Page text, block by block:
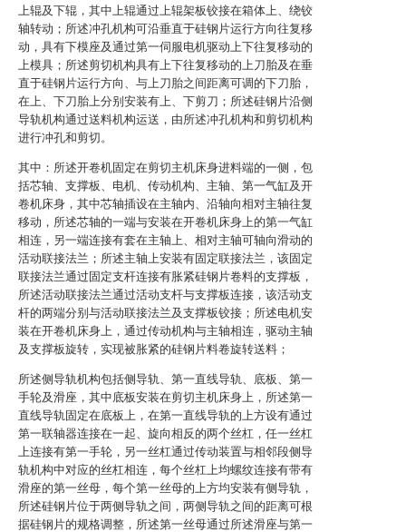
上辊及下辊，其中上辊通过上辊架板铰接在箱体上、绕铰
轴转动；所述冲孔机构可沿垂直于硅钢片运行方向往复移
动，具有下模座及通过第一伺服电机驱动上下往复移动的
上模具；所述剪切机构具有上下往复移动的上刀胎及在垂
直于硅钢片运行方向、与上刀胎之间距离可调的下刀胎，
在上、下刀胎上分别安装有上、下剪刀；所述硅钢片沿侧
导轨机构通过送料机构运送，由所述冲孔机构和剪切机构
进行冲孔和剪切。
其中：所述开卷机固定在剪切主机床身进料端的一侧，包
括芯轴、支撑板、电机、传动机构、主轴、第一气缸及开
卷机床身，其中芯轴插设在主轴内、沿轴向相对主轴往复
移动，所述芯轴的一端与安装在开卷机床身上的第一气缸
相连，另一端连接有套在主轴上、相对主轴可轴向滑动的
活动联接法兰；所述主轴上安装有固定联接法兰，该固定
联接法兰通过固定支杆连接有胀紧硅钢片卷料的支撑板，
所述活动联接法兰通过活动支杆与支撑板连接，该活动支
杆的两端分别与活动联接法兰及支撑板铰接；所述电机安
装在开卷机床身上，通过传动机构与主轴相连，驱动主轴
及支撑板旋转，实现被胀紧的硅钢片料卷旋转送料；
所述侧导轨机构包括侧导轨、第一直线导轨、底板、第一
手轮及滑座，其中底板安装在剪切主机床身上，所述第一
直线导轨固定在底板上，在第一直线导轨的上方设有通过
第一联轴器连接在一起、旋向相反的两个丝杠，任一丝杠
上连接有第一手轮，另一丝杠通过传动装置与相邻段侧导
轨机构中对应的丝杠相连，每个丝杠上均螺纹连接有带有
滑座的第一丝母，每个第一丝母的上方均安装有侧导轨，
所述硅钢片位于两侧导轨之间，两侧导轨之间的距离可根
据硅钢片的规格调整，所述第一丝母通过所述滑座与第一